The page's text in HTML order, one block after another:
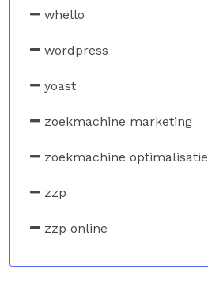
whello
wordpress
yoast
zoekmachine marketing
zoekmachine optimalisatie
zzp
zzp online